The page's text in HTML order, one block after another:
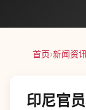
首页›新闻资
印尼官